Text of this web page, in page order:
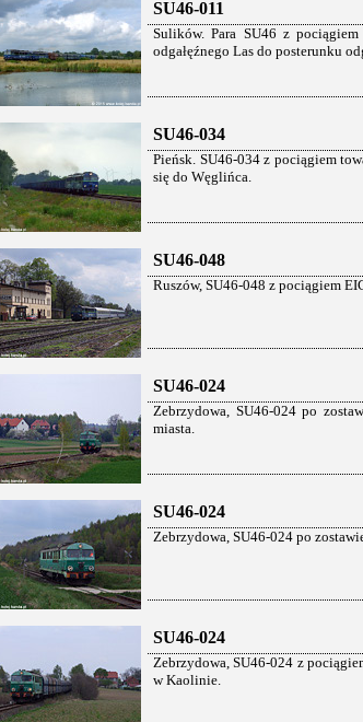
SU46-011
Sulików. Para SU46 z
odgałęźnego Las do posterunku
SU46-034
Pieńsk. SU46-034 z pociągiem
się do Węglińca.
SU46-048
Ruszów, SU46-048 z pociągiem
SU46-024
Zebrzydowa, SU46-024 po
miasta.
SU46-024
Zebrzydowa, SU46-024 po
SU46-024
Zebrzydowa, SU46-024 z
w Kaolinie.